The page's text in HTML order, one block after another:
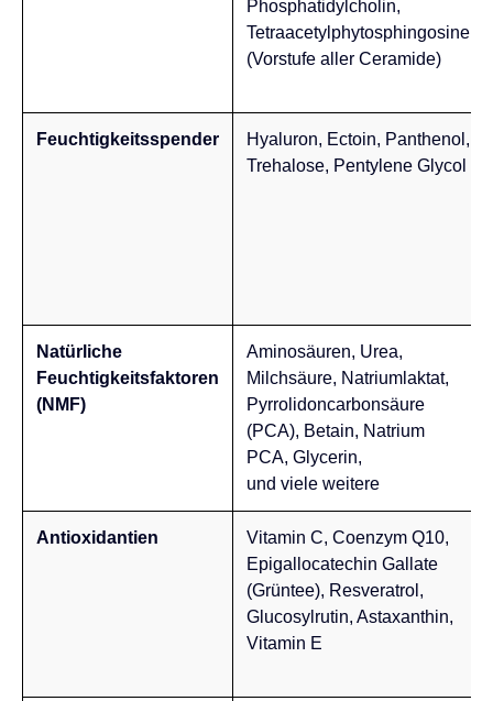
Phosphatidylcholin,
Tetraacetylphytosphingosine
(Vorstufe aller Ceramide)
Feuchtigkeitsspender
Hyaluron, Ectoin, Panthenol,
Trehalose, Pentylene Glycol
Natürliche
Feuchtigkeitsfaktoren
(NMF)
Aminosäuren, Urea,
Milchsäure, Natriumlaktat,
Pyrrolidoncarbonsäure
(PCA), Betain, Natrium
PCA, Glycerin,
und viele weitere
Antioxidantien
Vitamin C, Coenzym Q10,
Epigallocatechin Gallate
(Grüntee), Resveratrol,
Glucosylrutin, Astaxanthin,
Vitamin E